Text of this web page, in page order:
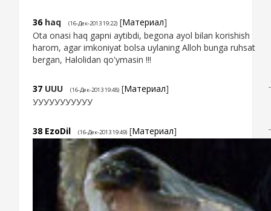
36 haq (16-Дек-2013 19:22) [Материал]
Ota onasi haq gapni aytibdi, begona ayol bilan korishish
harom, agar imkoniyat bolsa uylaning Alloh bunga ruhsat
bergan, Halolidan qo'ymasin !!!
37 UUU (16-Дек-2013 19:48) [Материал]
УУУУУУУУУУУ
38 EzoDil (16-Дек-2013 19:49) [Материал]